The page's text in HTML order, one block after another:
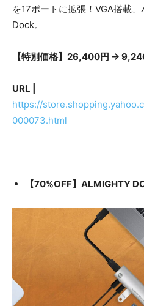
を17ポートに拡張！VGA搭載
Dock。
【特別価格】26,400円 →
URL |
https://
000073.html
【70%OFF】ALMIGHTY